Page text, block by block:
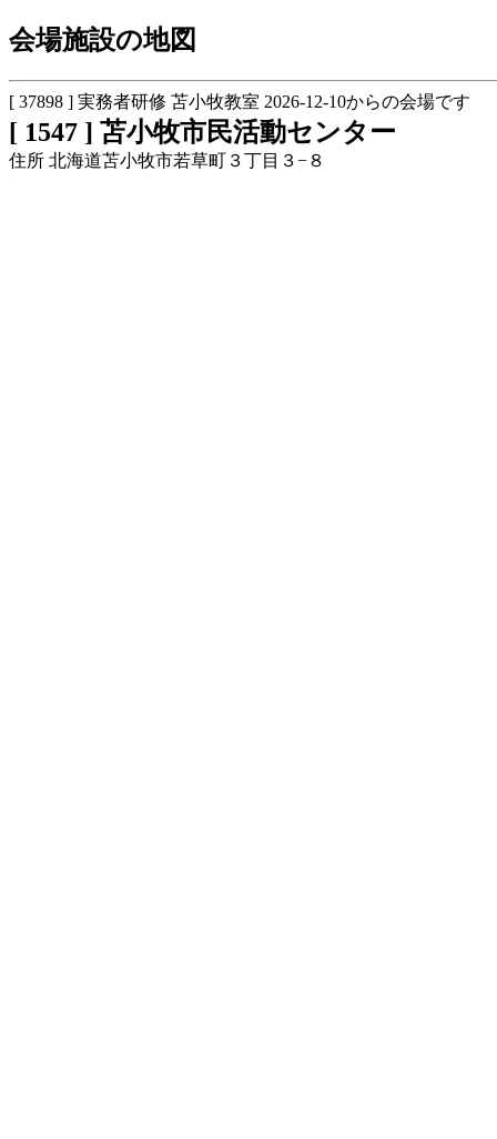
会場施設の地図
[ 37898 ] 実務者研修 苫小牧教室 2026-12-10からの会場です
[ 1547 ] 苫小牧市民活動センター
住所 北海道苫小牧市若草町３丁目３−８